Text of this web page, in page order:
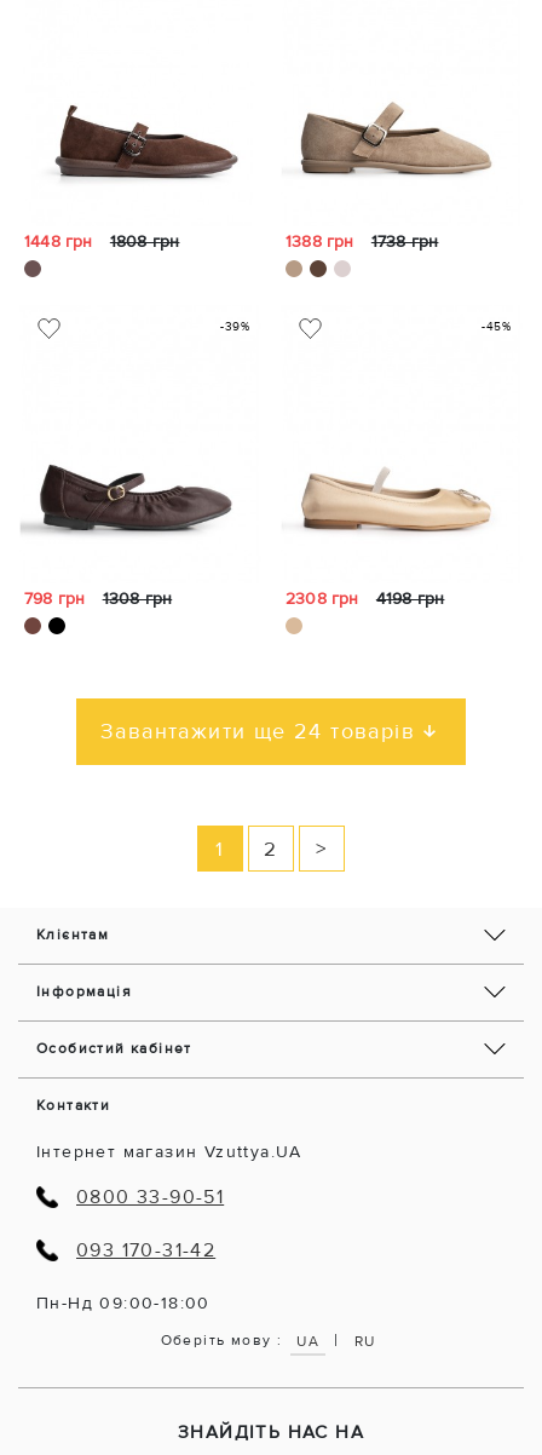
1448 грн 1808 грн 1388 грн 1738 грн
-39%
798 грн 1308 грн
-45%
2308 грн 4198 грн
Завантажити ще 24 товарів
1 2 >
Клієнтам
Інформація
Особистий кабінет
Контакти
Інтернет магазин Vzuttya.UA
0800 33-90-51
093 170-31-42
Пн-Нд 09:00-18:00
Оберіть мову : UA | RU
ЗНАЙДІТЬ НАС НА